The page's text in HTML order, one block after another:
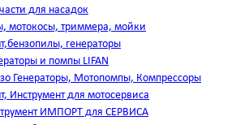
для насадок
мотокосы, триммера, мойки
генераторы
и помпы LIFAN
Генераторы, Мотопомпы, Компрессоры
Инструмент для мотосервиса
ИМПОРТ для СЕРВИСА